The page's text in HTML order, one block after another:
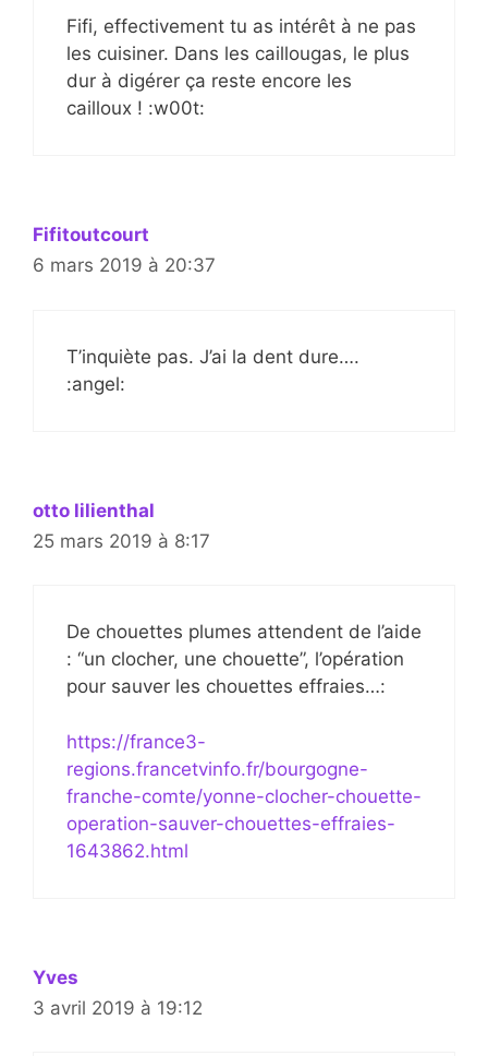
Fifi, effectivement tu as intérêt à ne pas
les cuisiner. Dans les caillougas, le plus
dur à digérer ça reste encore les
cailloux ! :w00t:
Fifitoutcourt
6 mars 2019 à 20:37
T’inquiète pas. J’ai la dent dure….
:angel:
otto lilienthal
25 mars 2019 à 8:17
De chouettes plumes attendent de l’aide
: “un clocher, une chouette”, l’opération
pour sauver les chouettes effraies…:
https://france3-
regions.francetvinfo.fr/bourgogne-
franche-comte/yonne-clocher-chouette-
operation-sauver-chouettes-effraies-
1643862.html
Yves
3 avril 2019 à 19:12